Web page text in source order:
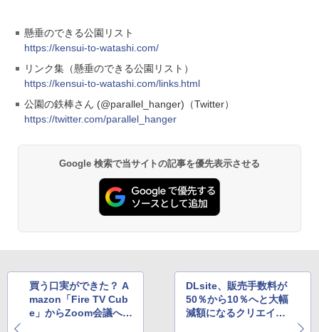
懸垂のできる公園リスト
https://kensui-to-watashi.com/
リンク集（懸垂のできる公園リスト）
https://kensui-to-watashi.com/links.html
公園の鉄棒さん (@parallel_hanger)（Twitter）
https://twitter.com/parallel_hanger
Google 検索で当サイトの記事を優先表示させる
買う口実ができた？ A
mazon「Fire TV Cub
e」からZoom会議へ参
DLsite、販売手数料が
50％から10％へと大幅
減額になるクリエイタ